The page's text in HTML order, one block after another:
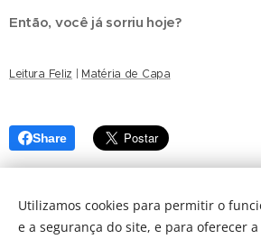
Então, você já sorriu hoje?
Leitura Feliz Matéria de Capa
Share
2025 © FUNSAI | Fundação Nossa
Utilizamos cookies para permitir o
e a segurança do site, e para oferecer